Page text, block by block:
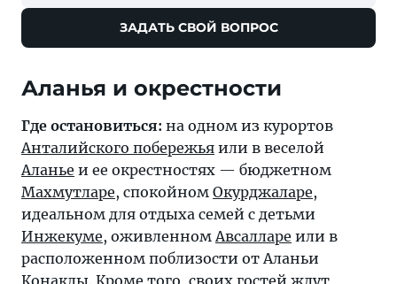
ЗАДАТЬ СВОЙ ВОПРОС
Аланья и окрестности
Где остановиться: на одном из курортов
Анталийского побережья или в веселой
Аланье и ее окрестностях — бюджетном
Махмутларе, спокойном Окурджаларе,
идеальном для отдыха семей с детьми
Инжекуме, оживленном Авсалларе или в
расположенном поблизости от Аланьи
Конаклы. Кроме того, своих гостей ждут